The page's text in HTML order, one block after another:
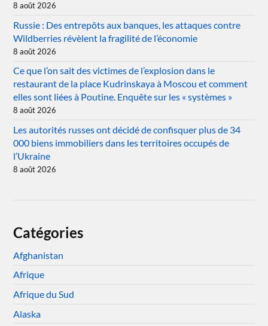
8 août 2026
Russie : Des entrepôts aux banques, les attaques contre
Wildberries révèlent la fragilité de l’économie
8 août 2026
Ce que l’on sait des victimes de l’explosion dans le
restaurant de la place Kudrinskaya à Moscou et comment
elles sont liées à Poutine. Enquête sur les « systèmes »
8 août 2026
Les autorités russes ont décidé de confisquer plus de 34
000 biens immobiliers dans les territoires occupés de
l’Ukraine
8 août 2026
Catégories
Afghanistan
Afrique
Afrique du Sud
Alaska